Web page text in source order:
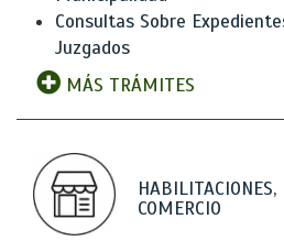
Consultas Sobre
Juzgados
MÁS TRÁMITES
HABILITACIONES,
COMERCIO